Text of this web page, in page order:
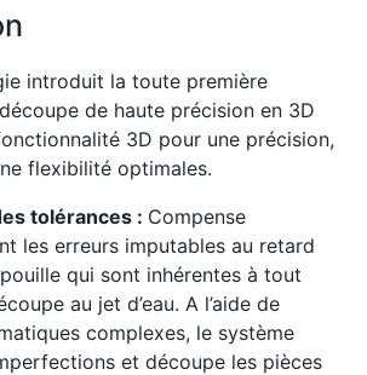
introduit la toute première
de haute précision en 3D
3D pour une précision,
flexibilité optimales.
tolérances : Compense
les erreurs imputables au retard
qui sont inhérentes à tout
au jet d’eau. A l’aide de
complexes, le système
et découpe les pièces